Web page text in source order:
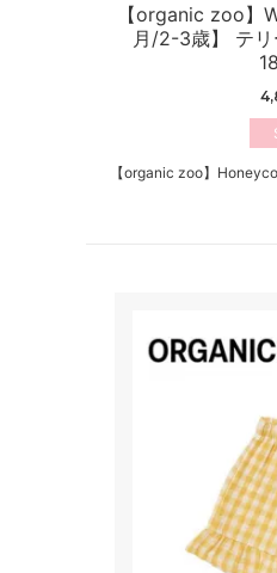
【organic zoo】
月/2-3歳】 テリ
【organic zoo】